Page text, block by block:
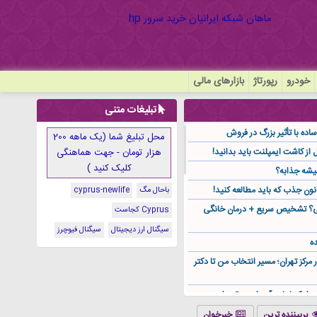
خودرو رپورتاژ بازارهای مالی
با تأثیر بزرگ در فروش
جذابه؟
جذب که باید مطالعه کنید!
تشخیص سریع + درمان خانگی
مرکز تهران؛ مسیر انتخاب من تا دکتر
کجا باید آن را مستقیم از
تبلیغات متنی
محل تبلیغ شما (یک ماهه 200
هزار تومان - جهت هماهنگی
کلیک کنید )
باحال مگ
cyprus-newlife
Cyprus کجاست
سیگنال ارز دیجیتال
سیگنال فیوچرز